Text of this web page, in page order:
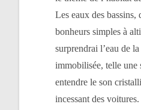
Les eaux des bassins,
bonheurs simples à
surprendrai l’eau de
immobilisée, telle une
entendre le son
incessant des